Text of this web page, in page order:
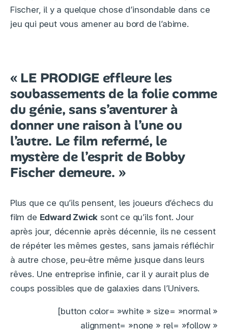
Fischer, il y a quelque chose d’insondable dans ce
jeu qui peut vous amener au bord de l’abime.
« LE PRODIGE effleure les
soubassements de la folie comme
du génie, sans s’aventurer à
donner une raison à l’une ou
l’autre. Le film refermé, le
mystère de l’esprit de Bobby
Fischer demeure. »
Plus que ce qu’ils pensent, les joueurs d’échecs du
film de Edward Zwick sont ce qu’ils font. Jour
après jour, décennie après décennie, ils ne cessent
de répéter les mêmes gestes, sans jamais réfléchir
à autre chose, peu-être même jusque dans leurs
rêves. Une entreprise infinie, car il y aurait plus de
coups possibles que de galaxies dans l’Univers.
[button color= »white » size= »normal »
alignment= »none » rel= »follow »